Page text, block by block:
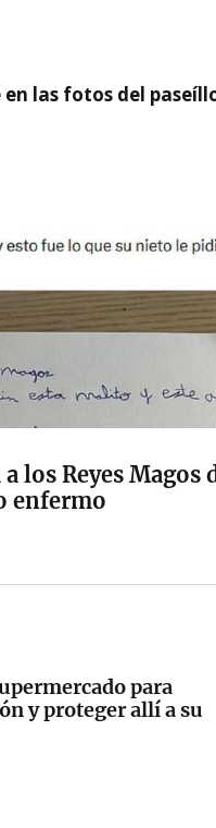
en las fotos del
los Reyes Magos
enfermo
para
y proteger allí a su